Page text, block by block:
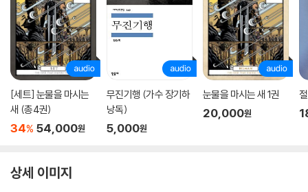
[세트] 눈물을 마시는
새 (총4권)
34% 54,000원
무진기행 (가수 장기하
낭독)
5,000원
눈물을 마시는 새 1권
20,000원
상세 이미지